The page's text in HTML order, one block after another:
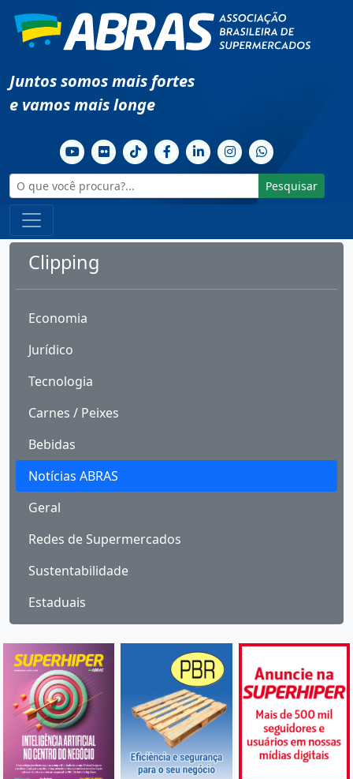
Juntos somos mais fortes
e vamos mais longe
Pesquisar
Clipping
Economia
Jurídico
Tecnologia
Carnes / Peixes
Bebidas
Notícias ABRAS
Geral
Redes de Supermercados
Sustentabilidade
Estaduais